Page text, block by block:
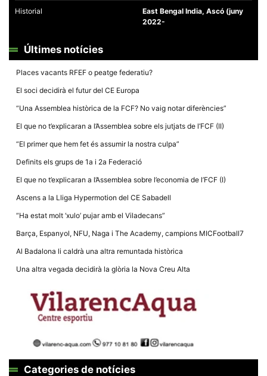
Historial
East Bengal India, Ascó (juny
2022-
Últimes notícies
Places vacants RFEF o peatge federatiu?
El soci decidirà el futur del CE Europa
“Una Assemblea històrica de la FCF? No vaig notar diferències”
El que no t’explicaran a l’Assemblea sobre els jutjats de l’FCF (II)
“El primer que hem fet és assumir la nostra culpa”
Definits els grups de 1a i 2a Federació
El que no t’explicaran a l’Assemblea sobre l’economia de l’FCF (I)
Ascens a la Lliga Hypermotion del CE Sabadell
“Ha estat molt ‘xulo’ pujar amb el Viladecans”
Barça, Espanyol, NFU, Naga i The Academy, campions MICFootball7
Al Badalona li caldrà una altra remuntada històrica
Una altra vegada decidirà la glòria la Nova Creu Alta
Categories de notícies
cookies no
són
opcionals,
són
necessàries
per al
web.
Estadístiques
dades
de manera
del lloc web
estructura.
Experiència
d'usuari
Alguns